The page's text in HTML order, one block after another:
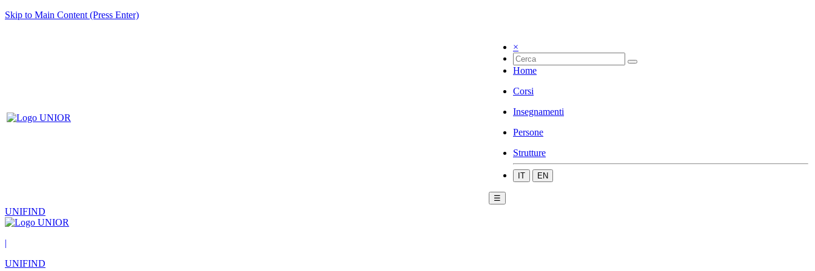
Skip to Main Content (Press Enter)
×
Home
Corsi
Insegnamenti
Persone
Strutture
IT EN
☰
UNIFIND
|
UNIFIND